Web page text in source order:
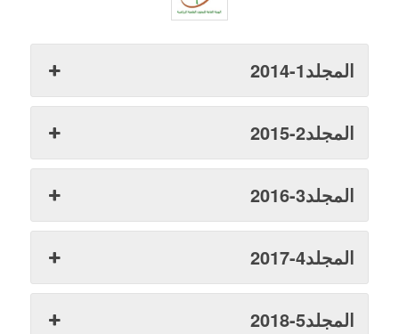
المجلد1-2014
المجلد2-2015
المجلد3-2016
المجلد4-2017
المجلد5-2018